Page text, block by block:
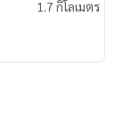
1.7 กิโลเมตร